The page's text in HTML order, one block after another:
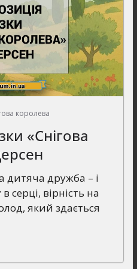
королева
«Снігова
дитяча дружба – і
серці, вірність на
який здається